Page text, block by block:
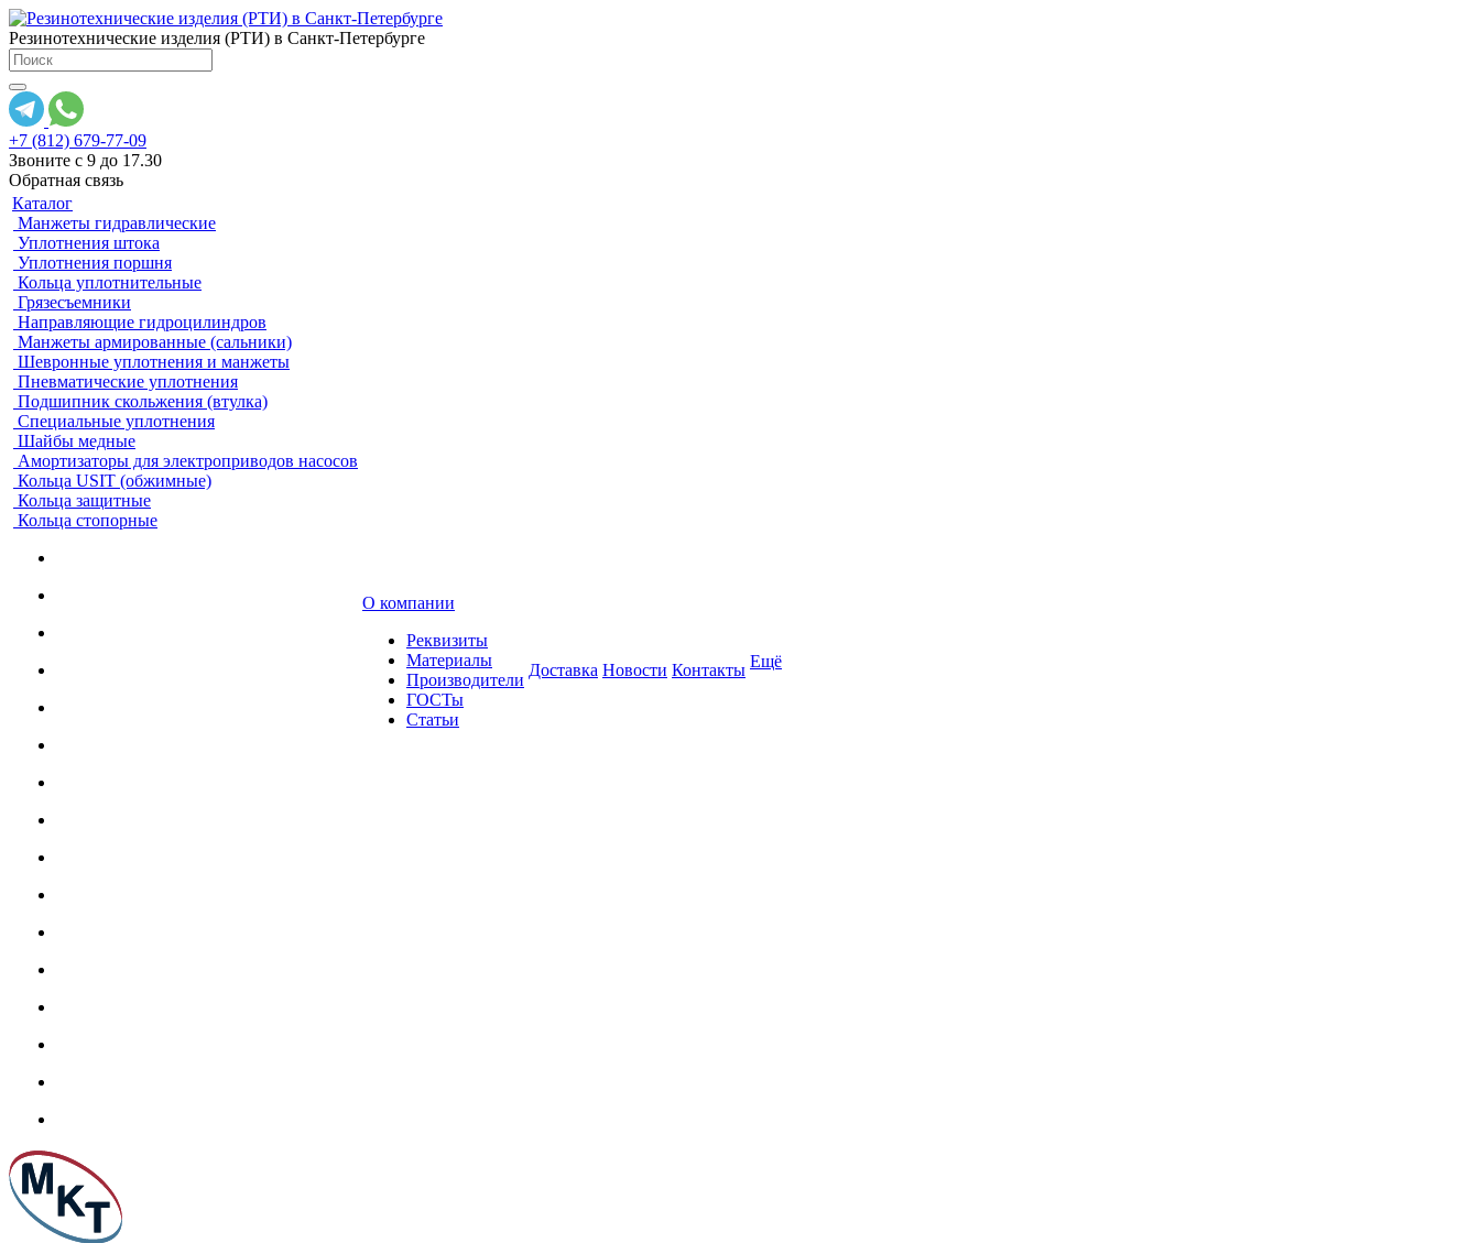
Резинотехнические изделия (РТИ) в Санкт-Петербурге
+7 (812) 679-77-09
Звоните с 9 до 17.30
Обратная связь
Каталог
Манжеты гидравлические
Уплотнения штока
Уплотнения поршня
Кольца уплотнительные
Грязесъемники
Направляющие гидроцилиндров
Манжеты армированные (сальники)
Шевронные уплотнения и манжеты
Пневматические уплотнения
Подшипник скольжения (втулка)
Специальные уплотнения
Шайбы медные
Амортизаторы для электроприводов насосов
Кольца USIT (обжимные)
Кольца защитные
Кольца стопорные
О компании
Реквизиты
Материалы
Производители
ГОСТы
Статьи
Доставка Новости Контакты Ещё